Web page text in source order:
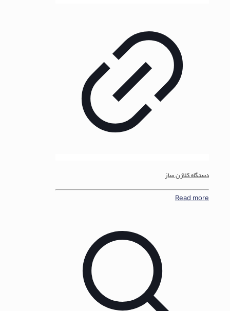
دستگاه کلاژن ساز
Read more